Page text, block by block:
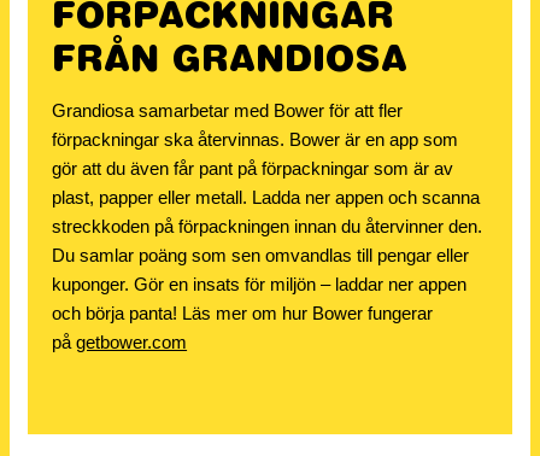
FÖRPACKNINGAR
FRÅN GRANDIOSA
Grandiosa samarbetar med Bower för att fler
förpackningar ska återvinnas. Bower är en app som
gör att du även får pant på förpackningar som är av
plast, papper eller metall. Ladda ner appen och scanna
streckkoden på förpackningen innan du återvinner den.
Du samlar poäng som sen omvandlas till pengar eller
kuponger. Gör en insats för miljön – laddar ner appen
och börja panta! Läs mer om hur Bower fungerar
pågetbower.com